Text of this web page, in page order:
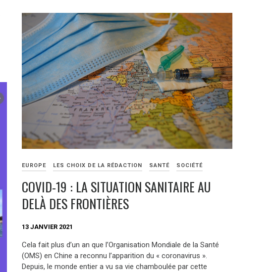
EUROPE LES CHOIX DE LA RÉDACTION SANTÉ SOCIÉTÉ
COVID-19 : LA SITUATION SANITAIRE AU
DELÀ DES FRONTIÈRES
13 JANVIER 2021
Cela fait plus d’un an que l’Organisation Mondiale de la Santé
(OMS) en Chine a reconnu l’apparition du « coronavirus ».
Depuis, le monde entier a vu sa vie chamboulée par cette